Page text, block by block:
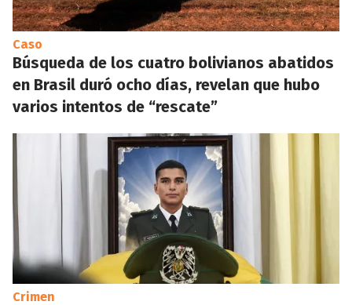
Caso
Búsqueda de los cuatro bolivianos abatidos
en Brasil duró ocho días, revelan que hubo
varios intentos de “rescate”
Crimen